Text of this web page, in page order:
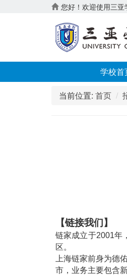
您好！欢迎使用三
学校首
当前位置: 首页
【链接我们】
链家成立于2001年
区。
上海链家前身为德
市，业务主要包含